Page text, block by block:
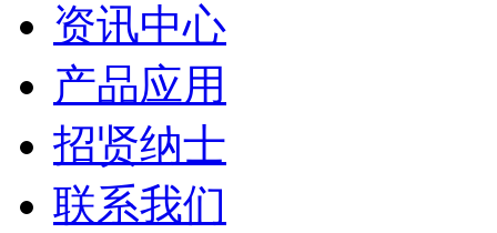
资讯中心
产品应用
招贤纳士
联系我们